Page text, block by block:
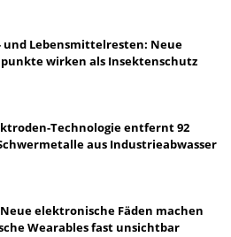
und Lebensmittelresten: Neue
wirken als Insektenschutz
Technologie entfernt 92
aus Industrieabwasser
elektronische Fäden machen
Wearables fast unsichtbar